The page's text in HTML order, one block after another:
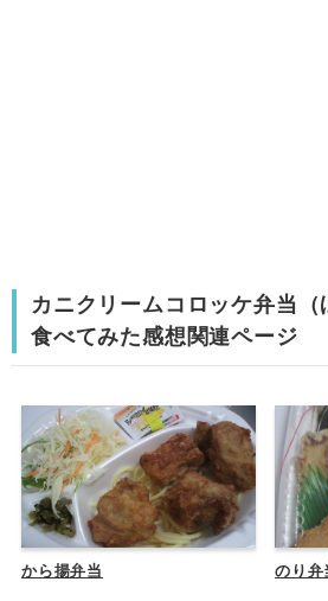
カニクリームコロッケ弁当（
食べてみた感想関連ページ
から揚弁当 のり弁